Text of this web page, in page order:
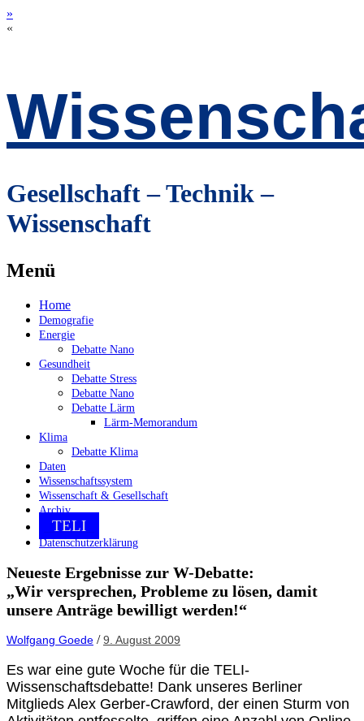
»
«
Gesellschaft – Technik –
Wissenschaft
Menü
Zum
Inhalt
springen
Home
Demografie
Energie
Debatte Nano
Gesundheit
Debatte Stress
Debatte Nano
Debatte Lärm
Lärm-Memorandum
Klima
Debatte Klima
Daten
Wissenschaftssystem
Wissenschaft & Gesellschaft
Archiv
TELI
Datenschutzerklärung
Neueste Ergebnisse zur W-Debatte:
„Wir versprechen, Probleme zu lösen, damit
unsere Anträge bewilligt werden!“
Wolfgang Goede /9. August 2009
Es war eine gute Woche für die TELI-
Wissenschaftsdebatte! Dank unseres Berliner
Mitglieds Alex Gerber-Crawford, der einen Sturm von